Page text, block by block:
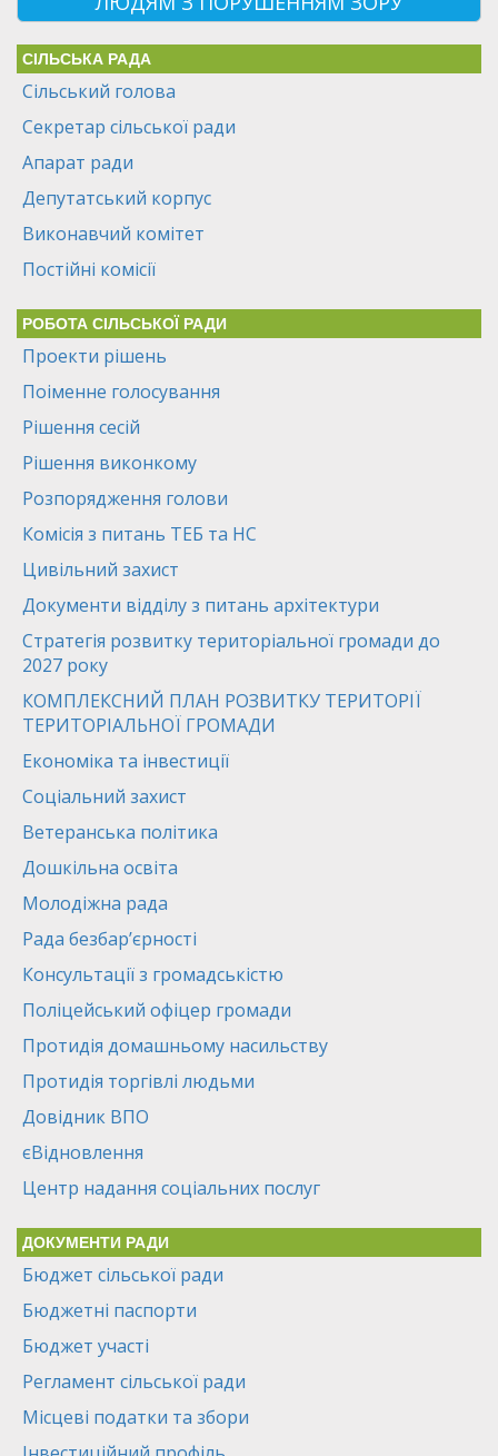
СІЛЬСЬКА РАДА
Сільський голова
Секретар сільської ради
Апарат ради
Депутатський корпус
Виконавчий комітет
Постійні комісії
РОБОТА СІЛЬСЬКОЇ РАДИ
Проекти рішень
Поіменне голосування
Рішення сесій
Рішення виконкому
Розпорядження голови
Комісія з питань ТЕБ та НС
Цивільний захист
Документи відділу з питань архітектури
Стратегія розвитку територіальної громади до
2027 року
КОМПЛЕКСНИЙ ПЛАН РОЗВИТКУ ТЕРИТОРІЇ
ТЕРИТОРІАЛЬНОЇ ГРОМАДИ
Економіка та інвестиції
Соціальний захист
Ветеранська політика
Дошкільна освіта
Молодіжна рада
Рада безбар’єрності
Консультації з громадськістю
Поліцейський офіцер громади
Протидія домашньому насильству
Протидія торгівлі людьми
Довідник ВПО
єВідновлення
Центр надання соціальних послуг
ДОКУМЕНТИ РАДИ
Бюджет сільської ради
Бюджетні паспорти
Бюджет участі
Регламент сільської ради
Місцеві податки та збори